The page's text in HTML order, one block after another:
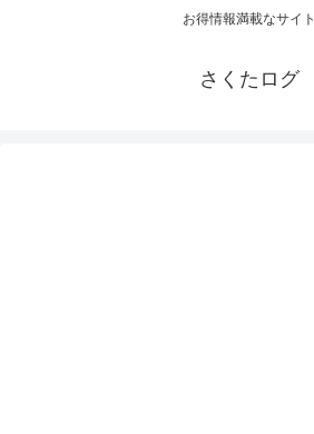
お得情報満載なサイト
さくたログ